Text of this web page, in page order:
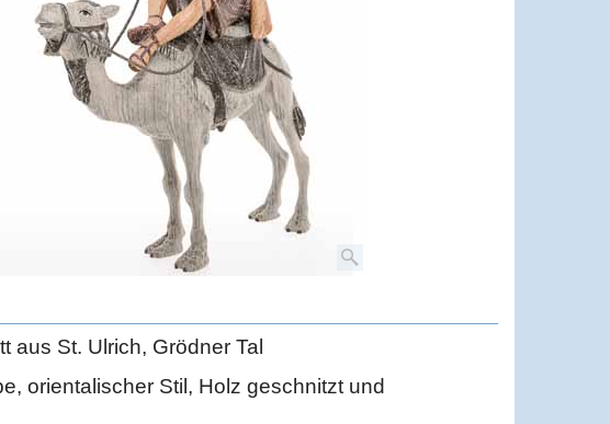
aus St. Ulrich, Grödner Tal
orientalischer Stil, Holz geschnitzt und